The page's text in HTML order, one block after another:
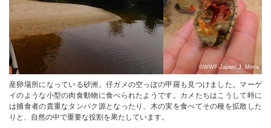
©WWF-Japan/ J. Mima
産卵場所になっている砂洲。仔ガメの空っぽの甲羅も見つけました。マーゲ
イのような小型の肉食動物に食べられたようです。カメたちはこうして時に
は捕食者の貴重なタンパク源となったり、木の実を食べてその種を拡散した
りと、自然の中で重要な役割を果たしています。